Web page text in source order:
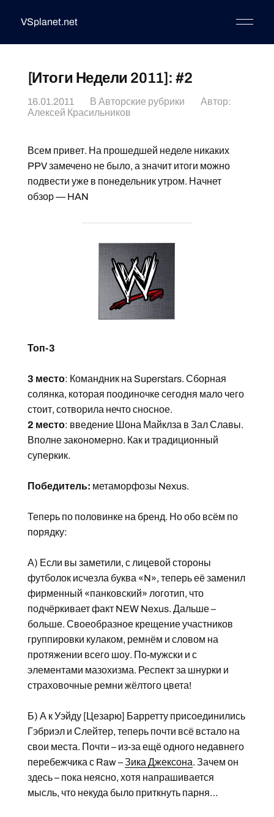
VSplanet.net
[Итоги Недели 2011]: #2
16.01.2011 В Авторские рубрики
Автор:
Алексей Красильников
Всем привет. На прошедшей неделе никаких
PPV замечено не было, а значит итоги можно
подвести уже в понедельник утром. Начнет
обзор — HAN
Топ-3
3 место: Командник на Superstars. Сборная
солянка, которая поодиночке сегодня мало чего
стоит, сотворила нечто сносное.
2 место: введение Шона Майклза в Зал Славы.
Вполне закономерно. Как и традиционный
суперкик.
Победитель: метаморфозы Nexus.
Теперь по половинке на бренд. Но обо всём по
порядку:
А) Если вы заметили, с лицевой стороны
футболок исчезла буква «N», теперь её заменил
фирменный «панковский» логотип, что
подчёркивает факт NEW Nexus. Дальше –
больше. Своеобразное крещение участников
группировки кулаком, ремнём и словом на
протяжении всего шоу. По-мужски и с
элементами мазохизма. Респект за шнурки и
страховочные ремни жёлтого цвета!
Б) А к Уэйду [Цезарю] Барретту присоединились
Гэбриэл и Слейтер, теперь почти всё встало на
свои места. Почти – из-за ещё одного недавнего
перебежчика с Raw –Зика Джексона. Зачем он
здесь – пока неясно, хотя напрашивается
мысль, что некуда было приткнуть парня…